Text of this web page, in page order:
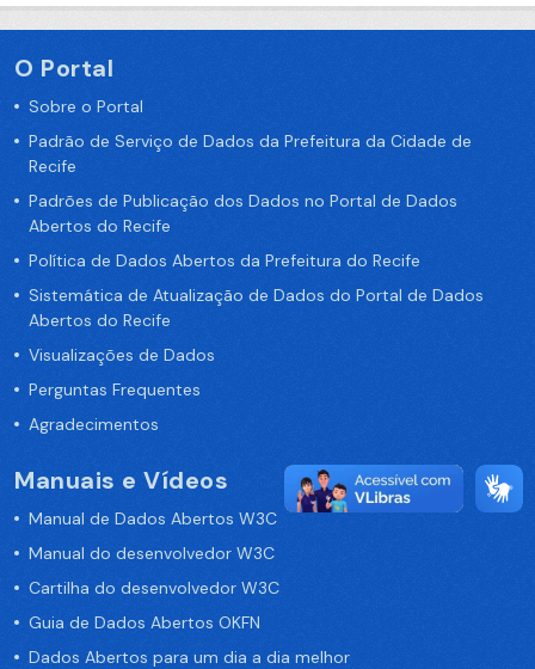
O Portal
Sobre o Portal
Padrão de Serviço de Dados da Prefeitura da Cidade de
Recife
Padrões de Publicação dos Dados no Portal de Dados
Abertos do Recife
Política de Dados Abertos da Prefeitura do Recife
Sistemática de Atualização de Dados do Portal de Dados
Abertos do Recife
Visualizações de Dados
Perguntas Frequentes
Agradecimentos
Manuais e Vídeos
Manual de Dados Abertos W3C
Manual do desenvolvedor W3C
Cartilha do desenvolvedor W3C
Guia de Dados Abertos OKFN
Dados Abertos para um dia a dia melhor